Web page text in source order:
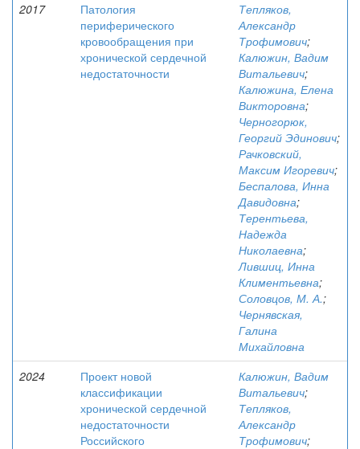
2017
Патология
периферического
кровообращения при
хронической сердечной
недостаточности
Тепляков,
Александр
Трофимович;
Калюжин, Вадим
Витальевич;
Калюжина, Елена
Викторовна;
Черногорюк,
Георгий Эдинович;
Рачковский,
Максим Игоревич;
Беспалова, Инна
Давидовна;
Терентьева,
Надежда
Николаевна;
Лившиц, Инна
Климентьевна;
Соловцов, М. А.;
Чернявская,
Галина
Михайловна
2024
Проект новой
классификации
хронической сердечной
недостаточности
Российского
Калюжин, Вадим
Витальевич;
Тепляков,
Александр
Трофимович;